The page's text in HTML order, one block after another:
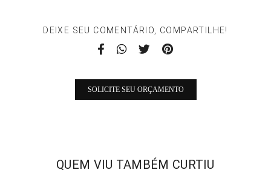
DEIXE SEU COMENTÁRIO, COMPARTILHE!
SOLICITE SEU ORÇAMENTO
QUEM VIU TAMBÉM CURTIU